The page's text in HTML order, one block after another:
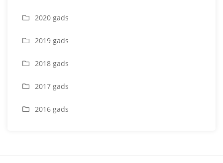
2020 gads
2019 gads
2018 gads
2017 gads
2016 gads